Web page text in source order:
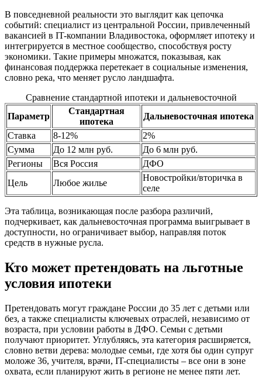
В повседневной реальности это выглядит как цепочка
событий: специалист из центральной России, привлеченный
вакансией в IT-компании Владивостока, оформляет ипотеку и
интегрируется в местное сообщество, способствуя росту
экономики. Такие примеры множатся, показывая, как
финансовая поддержка перетекает в социальные изменения,
словно река, что меняет русло ландшафта.
Сравнение стандартной ипотеки и дальневосточной
Параметр
Стандартная
ипотека
Дальневосточная ипотека
Ставка
8-12%
2%
Сумма
До 12 млн руб.
До 6 млн руб.
Регионы
Вся Россия
ДФО
Цель
Любое жилье
Новостройки/вторичка в
селе
Эта таблица, возникающая после разбора различий,
подчеркивает, как дальневосточная программа выигрывает в
доступности, но ограничивает выбор, направляя поток
средств в нужные русла.
Кто может претендовать на льготные
условия ипотеки
Претендовать могут граждане России до 35 лет с детьми или
без, а также специалисты ключевых отраслей, независимо от
возраста, при условии работы в ДФО. Семьи с детьми
получают приоритет. Углубляясь, эта категория расширяется,
словно ветви дерева: молодые семьи, где хотя бы один супруг
моложе 36, учителя, врачи, IT-специалисты – все они в зоне
охвата, если планируют жить в регионе не менее пяти лет.